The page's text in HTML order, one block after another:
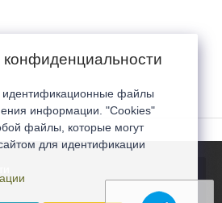
конфиденциальности
идентификационные файлы
информации. "Cookies"
файлы, которые могут
для идентификации